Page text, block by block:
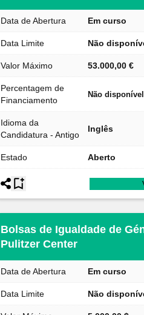
Data de Abertura Em curso
Data Limite Não
Valor Máximo 53.000,00 €
Percentagem de
Financiamento
Não disponível
Idioma da
Candidatura - Antigo
Inglês
Estado Aberto
Bolsas de Igualdade de
Pulitzer Center
Data de Abertura Em curso
Data Limite Não